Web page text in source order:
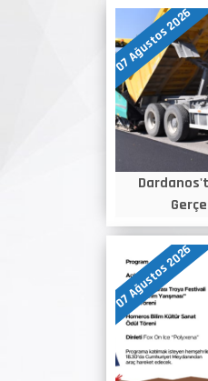
07 Ağustos 2026
07 Ağustos 2026